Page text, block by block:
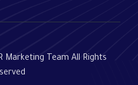
Marketing Team All Rights